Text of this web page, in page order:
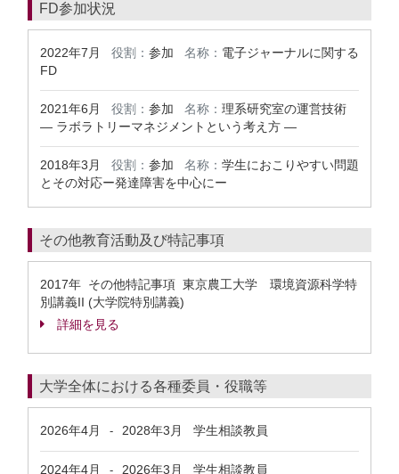
FD参加状況
2022年7月 役割： 参加 名称： 電子ジャーナルに関する
FD
2021年6月 役割： 参加 名称： 理系研究室の運営技術
― ラボラトリーマネジメントという考え方 ―
2018年3月 役割： 参加 名称： 学生におこりやすい問題
とその対応ー発達障害を中心にー
その他教育活動及び特記事項
2017年 その他特記事項 東京農工大学 環境資源科学特
別講義II (大学院特別講義)
詳細を見る
大学全体における各種委員・役職等
2026年4月 - 2028年3月 学生相談教員
2024年4月 - 2026年3月 学生相談教員